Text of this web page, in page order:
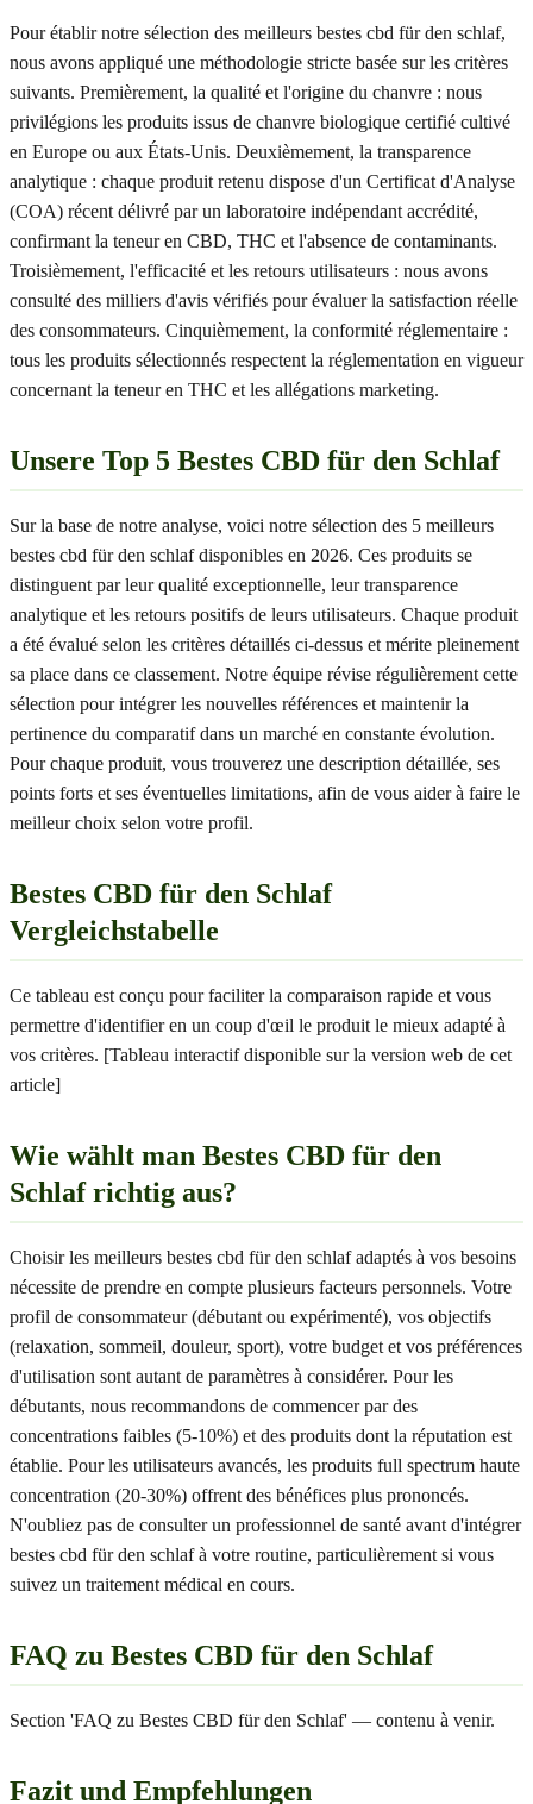
Pour établir notre sélection des meilleurs bestes cbd für den schlaf,
nous avons appliqué une méthodologie stricte basée sur les critères
suivants. Premièrement, la qualité et l'origine du chanvre : nous
privilégions les produits issus de chanvre biologique certifié cultivé
en Europe ou aux États-Unis. Deuxièmement, la transparence
analytique : chaque produit retenu dispose d'un Certificat d'Analyse
(COA) récent délivré par un laboratoire indépendant accrédité,
confirmant la teneur en CBD, THC et l'absence de contaminants.
Troisièmement, l'efficacité et les retours utilisateurs : nous avons
consulté des milliers d'avis vérifiés pour évaluer la satisfaction réelle
des consommateurs. Cinquièmement, la conformité réglementaire :
tous les produits sélectionnés respectent la réglementation en vigueur
concernant la teneur en THC et les allégations marketing.
Unsere Top 5 Bestes CBD für den Schlaf
Sur la base de notre analyse, voici notre sélection des 5 meilleurs
bestes cbd für den schlaf disponibles en 2026. Ces produits se
distinguent par leur qualité exceptionnelle, leur transparence
analytique et les retours positifs de leurs utilisateurs. Chaque produit
a été évalué selon les critères détaillés ci-dessus et mérite pleinement
sa place dans ce classement. Notre équipe révise régulièrement cette
sélection pour intégrer les nouvelles références et maintenir la
pertinence du comparatif dans un marché en constante évolution.
Pour chaque produit, vous trouverez une description détaillée, ses
points forts et ses éventuelles limitations, afin de vous aider à faire le
meilleur choix selon votre profil.
Bestes CBD für den Schlaf
Vergleichstabelle
Ce tableau est conçu pour faciliter la comparaison rapide et vous
permettre d'identifier en un coup d'œil le produit le mieux adapté à
vos critères. [Tableau interactif disponible sur la version web de cet
article]
Wie wählt man Bestes CBD für den
Schlaf richtig aus?
Choisir les meilleurs bestes cbd für den schlaf adaptés à vos besoins
nécessite de prendre en compte plusieurs facteurs personnels. Votre
profil de consommateur (débutant ou expérimenté), vos objectifs
(relaxation, sommeil, douleur, sport), votre budget et vos préférences
d'utilisation sont autant de paramètres à considérer. Pour les
débutants, nous recommandons de commencer par des
concentrations faibles (5-10%) et des produits dont la réputation est
établie. Pour les utilisateurs avancés, les produits full spectrum haute
concentration (20-30%) offrent des bénéfices plus prononcés.
N'oubliez pas de consulter un professionnel de santé avant d'intégrer
bestes cbd für den schlaf à votre routine, particulièrement si vous
suivez un traitement médical en cours.
FAQ zu Bestes CBD für den Schlaf
Section 'FAQ zu Bestes CBD für den Schlaf' — contenu à venir.
Fazit und Empfehlungen